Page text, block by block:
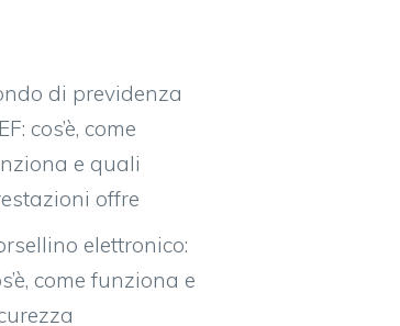
di previdenza
cos’è, come
e quali
offre
elettronico:
come funziona e